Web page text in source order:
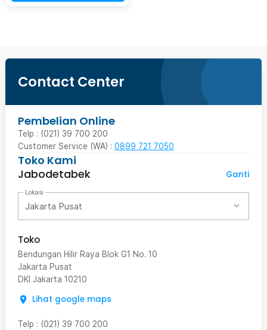
Contact Center
Pembelian Online
Telp : (021) 39 700 200
Customer Service (WA) : 0899 721 7050
Toko Kami
Jabodetabek
Ganti
Lokasi
Jakarta Pusat
Toko
Bendungan Hilir Raya Blok G1 No. 10
Jakarta Pusat
DKI Jakarta 10210
Lihat google maps
Telp : (021) 39 700 200